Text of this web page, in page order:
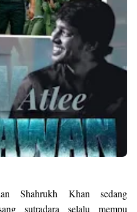
Shahrukh Khan sedang
sutradara selalu mempu